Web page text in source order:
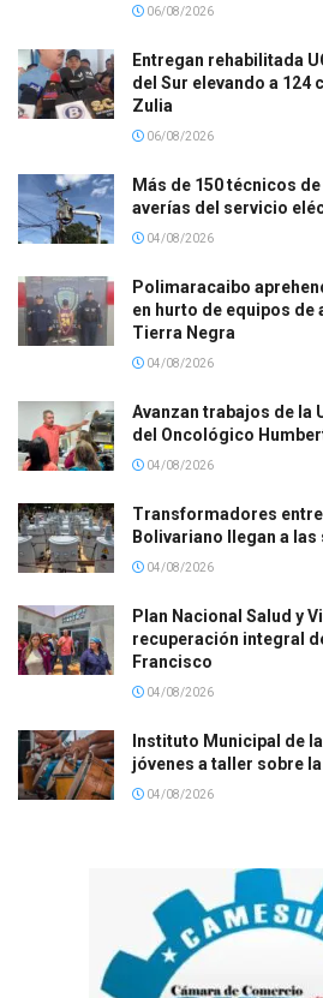
06/08/2026
Entregan rehabilitada
del Sur elevando a 124
Zulia
06/08/2026
Más de 150 técnicos de
averías del servicio
04/08/2026
Polimaracaibo
en hurto de equipos
Tierra Negra
04/08/2026
Avanzan trabajos de la
del Oncológico
04/08/2026
Transformadores
Bolivariano llegan a
04/08/2026
Plan Nacional Salud y
recuperación integral
Francisco
04/08/2026
Instituto Municipal de
jóvenes a taller sobre
04/08/2026